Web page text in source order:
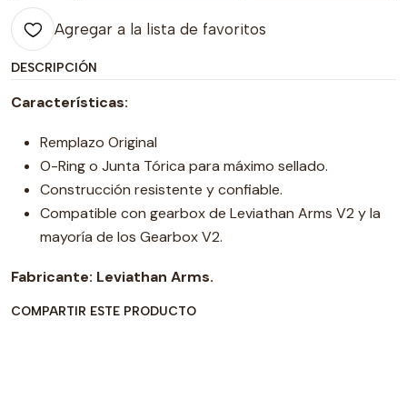
Agregar a la lista de favoritos
DESCRIPCIÓN
Características:
Remplazo Original
O-Ring o Junta Tórica para máximo sellado.
Construcción resistente y confiable.
Compatible con gearbox de Leviathan Arms V2 y la
mayoría de los Gearbox V2.
Fabricante: Leviathan Arms.
COMPARTIR ESTE PRODUCTO